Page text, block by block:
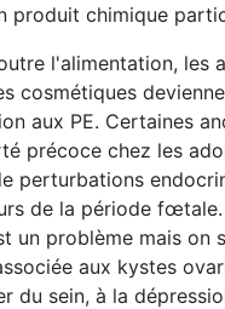
produit chimique
l'alimentation, les
cosmétiques
aux PE. Certaines
précoce chez les
perturbations
de la période
un problème mais on
aux kystes
du sein, à la